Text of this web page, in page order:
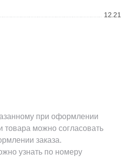
88)
12.21
при оформлении
товара можно согласовать
заказа.
узнать по номеру